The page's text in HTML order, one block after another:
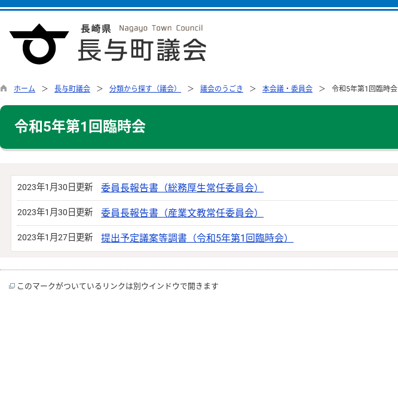
ホーム 長与町議会 分類から探す（議会） 議会のうごき 本会議・委員会 令和5年第1回臨時会
令和5年第1回臨時会
2023年1月30日更新 委員長報告書（総務厚生常任委員会）
2023年1月30日更新 委員長報告書（産業文教常任委員会）
2023年1月27日更新 提出予定議案等調書（令和5年第1回臨時会）
このマークがついているリンクは別ウインドウで開きます